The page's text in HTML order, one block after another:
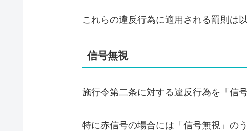
これらの違反行為に適用される罰則は
信号無視
施行令第二条に対する違反行為を「信
特に赤信号の場合には「信号無視」の